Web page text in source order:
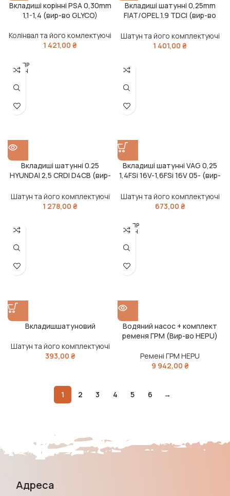
Вкладиші корінні PSA 0,30mm
1,1-1,4 (вир-во GLYCO)
Колінвал та його комлектуючі
1 421,00 ₴
Вкладиші шатунні 0,25mm
FIAT/OPEL 1.9 TDCI (вир-во
Шатун та його комплектуючі
1 401,00 ₴
РОЗПР
ОДАН
Вкладиші шатунні 0.25
HYUNDAI 2,5 CRDI D4CB (вир-
Шатун та його комплектуючі
1 278,00 ₴
Вкладиші шатунні VAG 0,25
1,4FSi 16V-1,6FSi 16V 05- (вир-
Шатун та його комплектуючі
673,00 ₴
Вкладишшатуновий
Шатун та його комплектуючі
393,00 ₴
РОЗПР
ОДАН
Водяний насос + комплект
ременя ГРМ (Вир-во HEPU)
Ремені ГРМ HEPU
9 942,00 ₴
1 2 3 4 5 6 →
Адреса